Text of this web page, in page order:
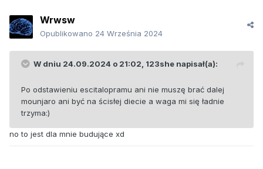
Wrwsw
Opublikowano 24 Września 2024
W dniu 24.09.2024 o 21:02, 123she napisał(a):
Po odstawieniu escitalopramu ani nie muszę brać dalej
mounjaro ani być na ścisłej diecie a waga mi się ładnie
trzyma:)
no to jest dla mnie budujące xd